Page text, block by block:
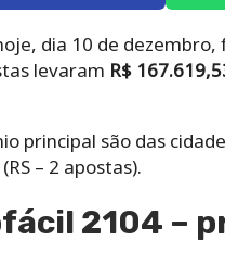
dia 10 de dezembro,
levaram R$
principal são das
– 2 apostas).
2104 –